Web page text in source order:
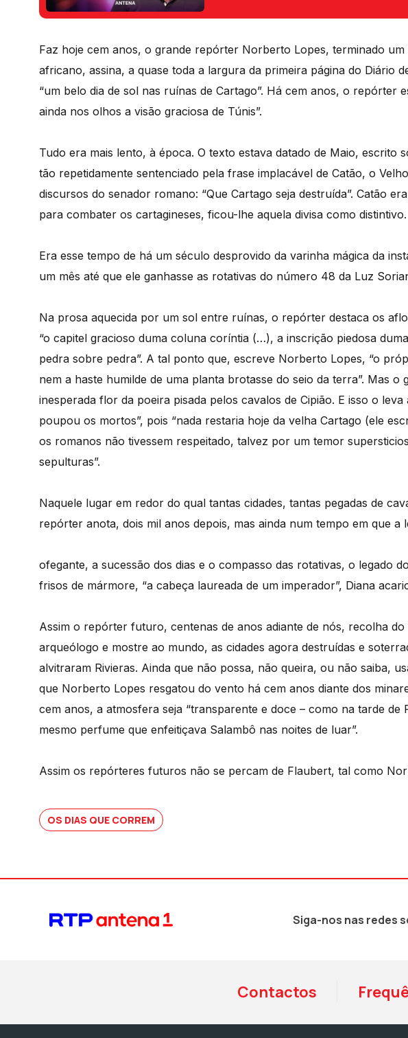
Faz hoje cem anos, o grande repórter Norberto Lopes, terminado
africano, assina, a quase toda a largura da primeira página do Diário
“um belo dia de sol nas ruínas de Cartago”. Há cem anos, o repórter
ainda nos olhos a visão graciosa de Túnis”.
Tudo era mais lento, à época. O texto estava datado de Maio, escrito
tão repetidamente sentenciado pela frase implacável de Catão, o
discursos do senador romano: “Que Cartago seja destruída”. Catão
para combater os cartagineses, ficou-lhe aquela divisa como distintivo.
Era esse tempo de há um século desprovido da varinha mágica da
um mês até que ele ganhasse as rotativas do número 48 da Luz
Na prosa aquecida por um sol entre ruínas, o repórter destaca os
“o capitel gracioso duma coluna coríntia (…), a inscrição piedosa
pedra sobre pedra”. A tal ponto que, escreve Norberto Lopes, “o
nem a haste humilde de uma planta brotasse do seio da terra”. Mas
inesperada flor da poeira pisada pelos cavalos de Cipião. E isso o
poupou os mortos”, pois “nada restaria hoje da velha Cartago (ele
os romanos não tivessem respeitado, talvez por um temor
sepulturas”.
Naquele lugar em redor do qual tantas cidades, tantas pegadas de
repórter anota, dois mil anos depois, mas ainda num tempo em que a
ofegante, a sucessão dos dias e o compasso das rotativas, o legado
frisos de mármore, “a cabeça laureada de um imperador”, Diana
Assim o repórter futuro, centenas de anos adiante de nós, recolha
arqueólogo e mostre ao mundo, as cidades agora destruídas e
alvitraram Rivieras. Ainda que não possa, não queira, ou não saiba,
que Norberto Lopes resgatou do vento há cem anos diante dos
cem anos, a atmosfera seja “transparente e doce – como na tarde de
mesmo perfume que enfeitiçava Salambô nas noites de luar”.
Assim os repórteres futuros não se percam de Flaubert, tal como
OS DIAS QUE CORREM
Siga-nos nas redes
Contactos